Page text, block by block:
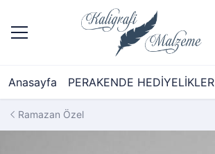
Anasayfa PERAKENDE HEDİYELİKLER
Ramazan Özel